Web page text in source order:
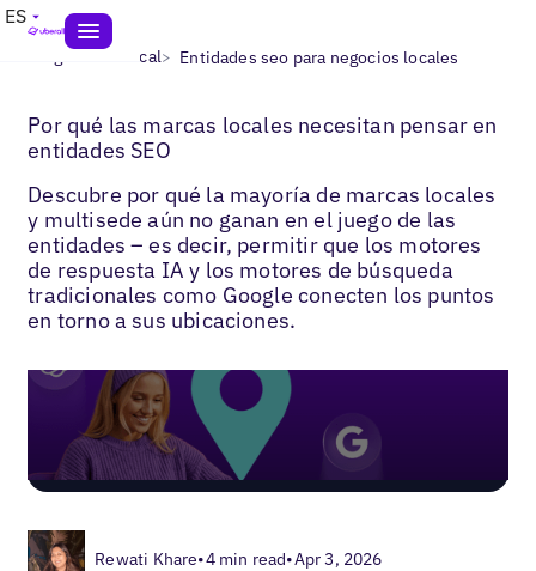
ES
Blogs> SEO local> Entidades seo para negocios locales
Por qué las marcas locales necesitan pensar en
entidades SEO
Descubre por qué la mayoría de marcas locales
y multisede aún no ganan en el juego de las
entidades – es decir, permitir que los motores
de respuesta IA y los motores de búsqueda
tradicionales como Google conecten los puntos
en torno a sus ubicaciones.
Rewati Khare•4 min read•Apr 3, 2026